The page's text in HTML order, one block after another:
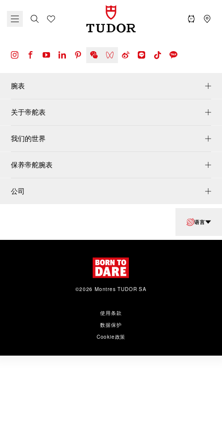
腕表
关于帝舵表
我们的世界
保养帝舵腕表
公司
语言
使用条款
数据保护
Cookie政策
©2026 Montres TUDOR SA